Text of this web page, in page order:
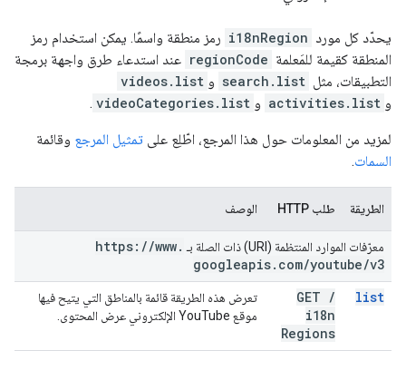
يحدّد كل مورد i18nRegion رمز منطقة واسمًا. يمكن استخدام رمز
المنطقة كقيمة للمَعلمة regionCode عند استدعاء طرق واجهة برمجة
التطبيقات، مثل search.list و videos.list
و activities.list و videoCategories.list
.
لمزيد من المعلومات حول هذا المرجع، اطّلِع على تمثيل المرجع وقائمة
السمات.
الطريقة طلب HTTP الوصف
معرّفات الموارد المنتظمة (URI) ذات الصلة بـ https: //www.
googleapis. com/youtube/v3
list
GET /
i18n
Regions
تعرض هذه الطريقة قائمة بالمناطق التي يتيح فيها
موقع YouTube الإلكتروني عرض المحتوى.